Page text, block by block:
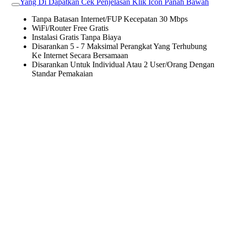
Tanpa Batasan Internet/FUP Kecepatan 30 Mbps
WiFi/Router Free Gratis
Instalasi Gratis Tanpa Biaya
Disarankan 5 - 7 Maksimal Perangkat Yang Terhubung
Ke Internet Secara Bersamaan
Disarankan Untuk Individual Atau 2 User/Orang Dengan
Standar Pemakaian